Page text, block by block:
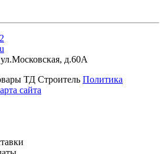
ул.Московская, д.60А
ТД Строитель Политика
сайта